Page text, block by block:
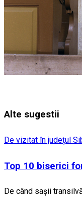
Alte sugestii
De vizitat în județul
Top 10 biserici
De când sașii